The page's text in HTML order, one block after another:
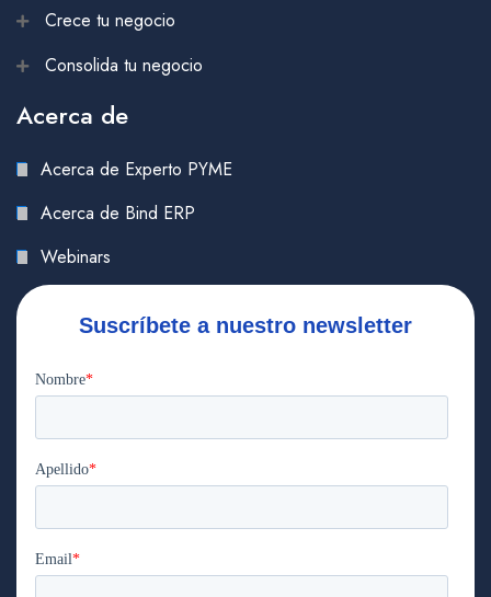
Crece tu negocio
Consolida tu negocio
Acerca de
Acerca de Experto PYME
Acerca de Bind ERP
Webinars
Suscríbete a nuestro newsletter